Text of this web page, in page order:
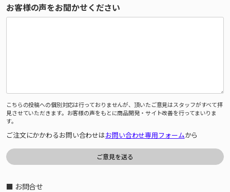
お客様の声をお聞かせください
こちらの投稿への個別対応は行っておりませんが、頂いたご意見はスタッフがすべて拝
見させていただきます。お客様の声をもとに商品開発・サイト改善を行ってまいりま
す。
ご注文にかかわるお問い合わせはお問い合わせ専用フォームから
■ お問合せ